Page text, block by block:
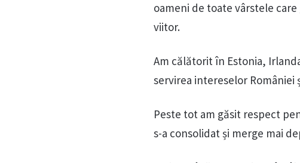
oameni de toate vârstele
viitor.
Am călătorit în Estonia,
servirea intereselor
Peste tot am găsit respect
s-a consolidat și merge mai